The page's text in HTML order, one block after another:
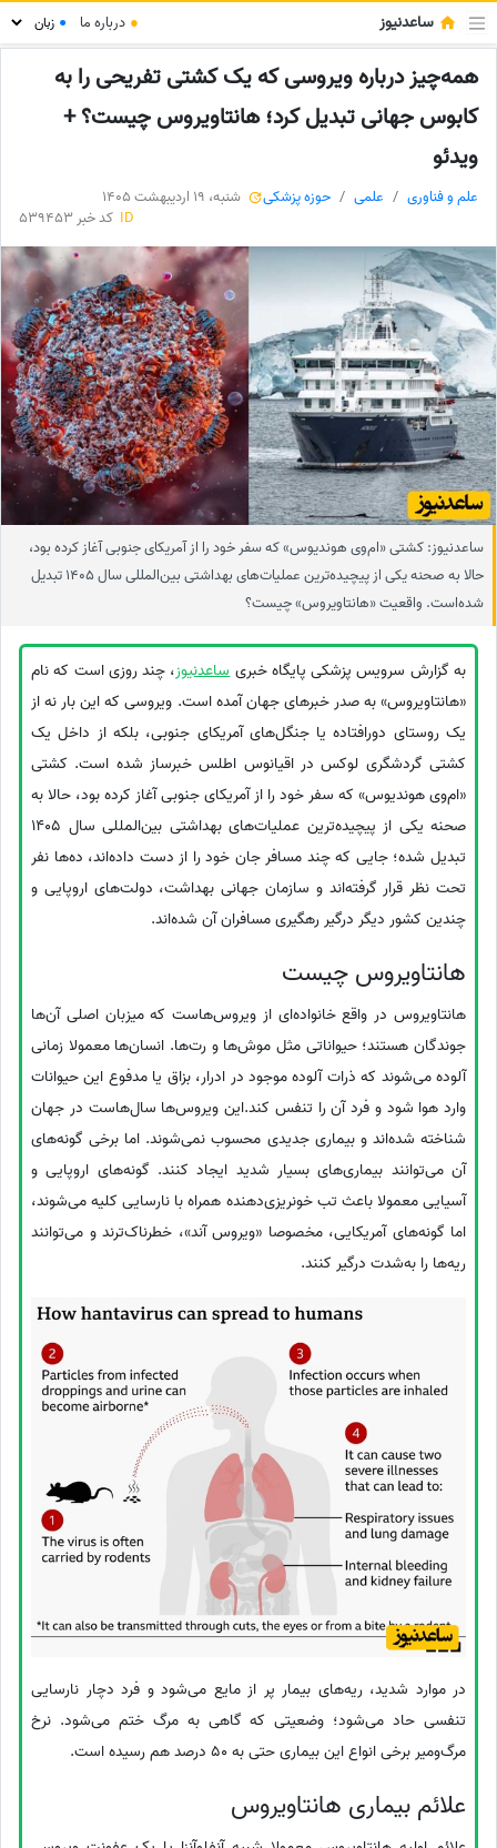
ساعدنیوز ● درباره ما ●
همه‌چیز درباره ویروسی که یک کشتی تفریحی را به
کابوس جهانی تبدیل کرد؛ هانتاویروس چیست؟ +
ویدئو
علم و فناوری علمی حوزه پزشکی
شنبه، 19 اردیبهشت 1405
ID کد خبر 539453
ساعدنیوز: کشتی «ام‌وی هوندیوس» که سفر خود را از آمریکای جنوبی آغاز کرده بود،
حالا به صحنه یکی از پیچیده‌ترین عملیات‌های بهداشتی بین‌المللی سال 1405 تبدیل
شده‌است. واقعیت «هانتاویروس» چیست؟
به گزارش سرویس پزشکی پایگاه خبریساعدنیوز، چند روزی است که نام
«هانتاویروس» به صدر خبرهای جهان آمده است. ویروسی که این بار نه از
یک روستای دورافتاده یا جنگل‌های آمریکای جنوبی، بلکه از داخل یک
کشتی گردشگری لوکس در اقیانوس اطلس خبرساز شده است. کشتی
«ام‌وی هوندیوس» که سفر خود را از آمریکای جنوبی آغاز کرده بود، حالا به
صحنه یکی از پیچیده‌ترین عملیات‌های بهداشتی بین‌المللی سال 1405
تبدیل شده؛ جایی که چند مسافر جان خود را از دست داده‌اند، ده‌ها نفر
تحت نظر قرار گرفته‌اند و سازمان جهانی بهداشت، دولت‌های اروپایی و
چندین کشور دیگر درگیر رهگیری مسافران آن شده‌اند.
هانتاویروس چیست
هانتاویروس در واقع خانواده‌ای از ویروس‌هاست که میزبان اصلی آن‌ها
جوندگان هستند؛ حیواناتی مثل موش‌ها و رت‌ها. انسان‌ها معمولا زمانی
آلوده می‌شوند که ذرات آلوده موجود در ادرار، بزاق یا مدفوع این حیوانات
وارد هوا شود و فرد آن را تنفس کند.این ویروس‌ها سال‌هاست در جهان
شناخته شده‌اند و بیماری جدیدی محسوب نمی‌شوند. اما برخی گونه‌های
آن می‌توانند بیماری‌های بسیار شدید ایجاد کنند. گونه‌های اروپایی و
آسیایی معمولا باعث تب خونریزی‌دهنده همراه با نارسایی کلیه می‌شوند،
اما گونه‌های آمریکایی، مخصوصا «ویروس آند»، خطرناک‌ترند و می‌توانند
ریه‌ها را به‌شدت درگیر کنند.
در موارد شدید، ریه‌های بیمار پر از مایع می‌شود و فرد دچار نارسایی
تنفسی حاد می‌شود؛ وضعیتی که گاهی به مرگ ختم می‌شود. نرخ
مرگ‌ومیر برخی انواع این بیماری حتی به 50 درصد هم رسیده است.
علائم بیماری هانتاویروس